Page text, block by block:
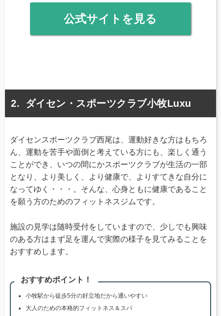
公式サイトを見る
ダイセン・スポーツクラブ小牧Luxu
ダイセンスポーツクラブ西尾は、運動好きな方はもちろ
ん、運動を苦手や面倒と考えている方にも、楽しく通う
ことができ、いつの間にかスポーツクラブが生活の一部
となり、より美しく、より健康で、よりすてきな自分に
なってゆく・・・。そんな、心身ともに健康であること
を願う方のためのフィットネスジムです。
施設の見学は随時受付をしていますので、少しでも興味
のある方はまず足を運んで実際の様子を見てみることを
おすすめします。
おすすめポイント！
小牧駅から徒歩5分の好立地だから通いやすい
大人のための本格的フィットネス＆スパ